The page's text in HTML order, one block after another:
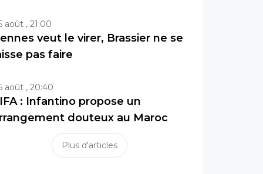
août , 21:00
veut le virer, Brassier ne se
pas faire
août , 20:40
: Infantino propose un
douteux au Maroc
Plus d'articles